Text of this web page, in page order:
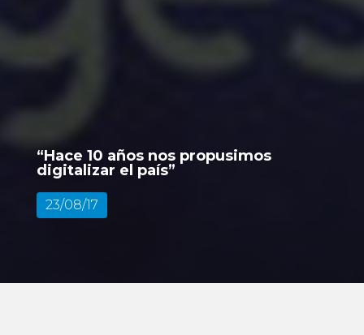
“Hace 10 años nos propusimos
digitalizar el país”
23/08/17